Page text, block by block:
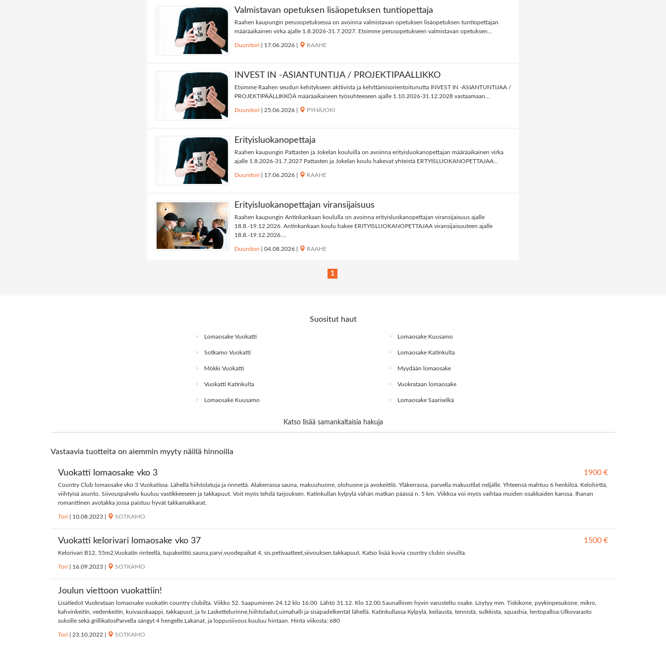
Valmistavan opetuksen lisäopetuksen tuntiopettaja
Raahen kaupungin perusopetuksessa on avoinna valmistavan opetuksen lisäopetuksen tuntiopettajan
määräaikainen virka ajalle 1.8.2026-31.7.2027. Etsimme perusopetukseen valmistavan opetuksen...
Duunitori 17.06.2026 RAAHE
INVEST IN -ASIANTUNTIJA / PROJEKTIPÄÄLLIKKÖ
Etsimme Raahen seudun kehitykseen aktiivista ja kehittämisorientoitunutta INVEST IN -ASIANTUNTIJAA /
PROJEKTIPÄÄLLIKKÖÄ määräaikaiseen työsuhteeseen ajalle 1.10.2026-31.12.2028 vastaamaan...
Duunitori 25.06.2026 PYHÄJOKI
Erityisluokanopettaja
Raahen kaupungin Pattasten ja Jokelan kouluilla on avoinna erityisluokanopettajan määräaikainen virka
ajalle 1.8.2026-31.7.2027 Pattasten ja Jokelan koulu hakevat yhteistä ERTYISLUOKANOPETTAJAA...
Duunitori 17.06.2026 RAAHE
Erityisluokanopettajan viransijaisuus
Raahen kaupungin Antinkankaan koululla on avoinna erityisluokanopettajan viransijaisuus ajalle
18.8.-19.12.2026. Antinkankaan koulu hakee ERITYISLUOKANOPETTAJAA viransijaisuuteen ajalle
18.8.-19.12.2026....
Duunitori 04.08.2026 RAAHE
1
Suositut haut
Lomaosake Vuokatti
Sotkamo Vuokatti
Mökki Vuokatti
Vuokatti Katinkulta
Lomaosake Kuusamo
Lomaosake Kuusamo
Lomaosake Katinkulta
Myydään lomaosake
Vuokrataan lomaosake
Lomaosake Saariselkä
Katso lisää samankaltaisia hakuja
Vastaavia tuotteita on aiemmin myyty näillä hinnoilla
Vuokatti lomaosake vko 3 1900 €
Country Club lomaosake vko 3 Vuokatissa. Lähellä hiihtolatuja ja rinnettä. Alakerrassa sauna, makuuhuone, olohuone ja avokeittiö. Yläkerrassa, parvella makuutilat neljälle. Yhteensä mahtuu 6 henkilöä. Kelohirttä,
viihtyisä asunto. Siivouspalvelu kuuluu vastikkeeseen ja takkapuut. Voit myös tehdä tarjouksen. Katinkullan kylpylä vähän matkan päässä n. 5 km. Viikkoa voi myös vaihtaa muiden osakkaiden kanssa. Ihanan
romanttinen avotakka jossa paistuu hyvät takkamakkarat.
Tori 10.08.2023 SOTKAMO
Vuokatti kelorivari lomaosake vko 37 1500 €
Kelorivari B12, 55m2,Vuokatin rinteellä, tupakeittiö,sauna,parvi,vuodepaikat 4, sis.petivaatteet,siivouksen,takkapuut. Katso lisää kuvia country clubin sivuilta.
Tori 16.09.2023 SOTKAMO
Joulun viettoon vuokattiin!
Lisätiedot Vuokrataan lomaosake vuokatin country clubilta. Viikko 52. Saapuminen 24.12 klo 16.00. Lähtö 31.12. Klo 12.00.Saunallinen hyvin varusteltu osake. Löytyy mm. Tiskikone, pyykinpesukone, mikro,
kahvinkeitin, vedenkeitin, kuivauskaappi, takkapuut, ja tv.Laskettelurinne,hiihtoladut,uimahalli ja sisäpadelkentät lähellä. Katinkullassa Kylpylä, keilausta, tennistä, sulkkista, squashia, lentopalloa.Ulkovarasto
suksille sekä grillikatosParvella sängyt 4 hengelle.Lakanat, ja loppusiivous kuuluu hintaan. Hinta viikosta: 680
Tori 23.10.2022 SOTKAMO